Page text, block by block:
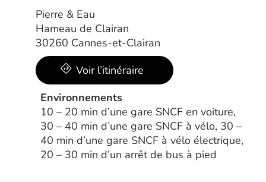
Pierre & Eau
Hameau de Clairan
30260 Cannes-et-Clairan
Voir l’itinéraire
Environnements
10 – 20 min d’une gare SNCF en voiture,
30 – 40 min d’une gare SNCF à vélo, 30 –
40 min d’une gare SNCF à vélo électrique,
20 – 30 min d’un arrêt de bus à pied